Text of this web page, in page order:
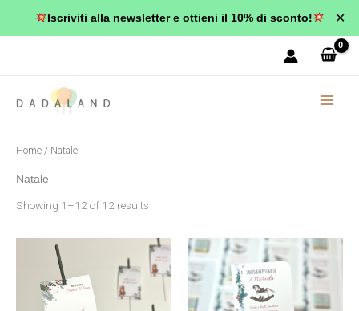
Iscriviti alla newsletter e ottieni il 10% di sconto! ✕
Home / Natale
Natale
Showing 1–12 of 12 results